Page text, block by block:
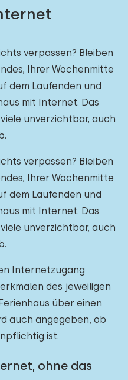
verpassen? Bleiben
Ihrer Wochenmitte
dem Laufenden und
mit Internet. Das
unverzichtbar, auch
verpassen? Bleiben
Ihrer Wochenmitte
dem Laufenden und
mit Internet. Das
unverzichtbar, auch
Internetzugang
des jeweiligen
über einen
auch angegeben, ob
ist.
ohne das